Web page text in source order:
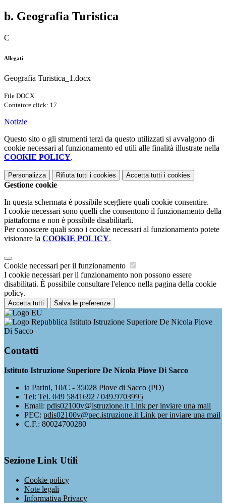
b. Geografia Turistica
C
Allegati
Geografia Turistica_1.docx
File DOCX
Contatore click: 17
Notizie
Questo sito o gli strumenti terzi da questo utilizzati si avvalgono di
cookie necessari al funzionamento ed utili alle finalità illustrate nella
COOKIE POLICY.
Personalizza Rifiuta tutti i cookies Accetta tutti i cookies
Gestione cookie
In questa schermata è possibile scegliere quali cookie consentire.
I cookie necessari sono quelli che consentono il funzionamento della
piattaforma e non è possibile disabilitarli.
Per conoscere quali sono i cookie necessari al funzionamento potete
visionare la COOKIE POLICY.
Cookie necessari per il funzionamento
I cookie necessari per il funzionamento non possono essere
disabilitati. È possibile consultare l'elenco nella pagina della cookie
policy.
Accetta tutti Salva le preferenze
Istituto Istruzione Superiore De Nicola Piove
Di Sacco
Contatti
Istituto Istruzione Superiore De Nicola Piove Di Sacco
ia Parini, 10/C - 35028 Piove di Sacco (PD)
Tel: Tel. 049 5841692 / 049.9703995
Email: pdis02100v@istruzione.it Link per inviare una mail
PEC: pdis02100v@pec.istruzione.it Link per inviare una mail
C.F.: 80024700280
Sezione Link Utili
Cookie policy
Note legali
Informativa Privacy